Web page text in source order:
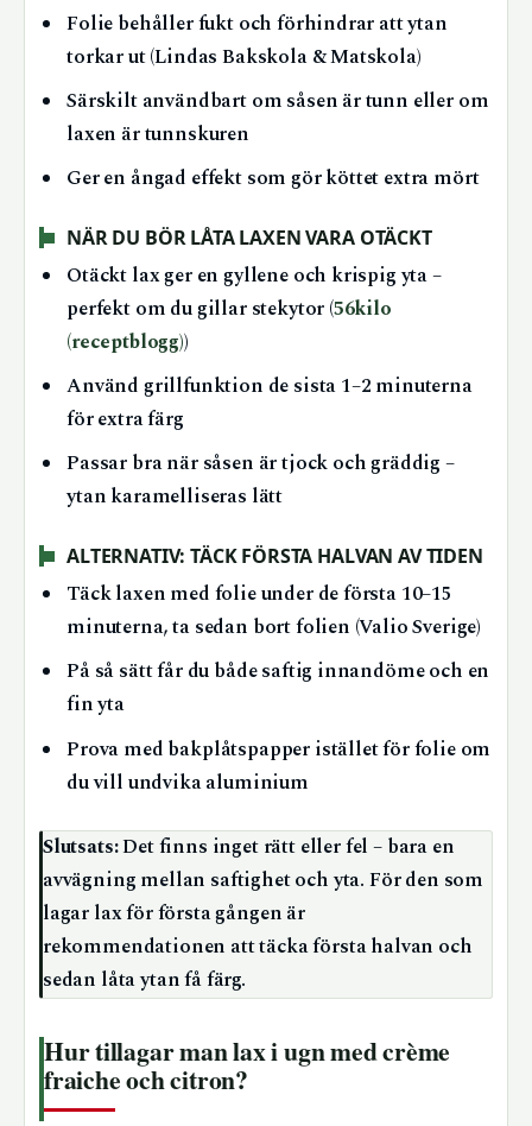
Folie behåller fukt och förhindrar att ytan
torkar ut (Lindas Bakskola & Matskola)
Särskilt användbart om såsen är tunn eller om
laxen är tunnskuren
Ger en ångad effekt som gör köttet extra mört
NÄR DU BÖR LÅTA LAXEN VARA OTÄCKT
Otäckt lax ger en gyllene och krispig yta –
perfekt om du gillar stekytor (56kilo
(receptblogg))
Använd grillfunktion de sista 1–2 minuterna
för extra färg
Passar bra när såsen är tjock och gräddig –
ytan karamelliseras lätt
ALTERNATIV: TÄCK FÖRSTA HALVAN AV TIDEN
Täck laxen med folie under de första 10–15
minuterna, ta sedan bort folien (Valio Sverige)
På så sätt får du både saftig innandöme och en
fin yta
Prova med bakplåtspapper istället för folie om
du vill undvika aluminium
Slutsats:Det finns inget rätt eller fel – bara en
avvägning mellan saftighet och yta. För den som
lagar lax för första gången är
rekommendationen att täcka första halvan och
sedan låta ytan få färg.
Hur tillagar man lax i ugn med crème
fraiche och citron?